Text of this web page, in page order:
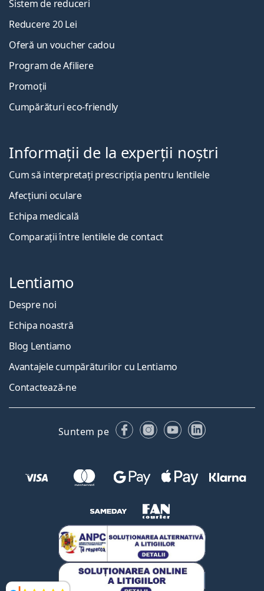
Sistem de reduceri
Reducere 20 Lei
Oferă un voucher cadou
Program de Afiliere
Promoții
Cumpărături eco-friendly
Informații de la experții noștri
Cum să interpretați prescripția pentru lentilele
Afecțiuni oculare
Echipa medicală
Comparații între lentilele de contact
Lentiamo
Despre noi
Echipa noastră
Blog Lentiamo
Avantajele cumpărăturilor cu Lentiamo
Contactează-ne
Suntem pe FacebookInstagram
YouTubeLinkedIn